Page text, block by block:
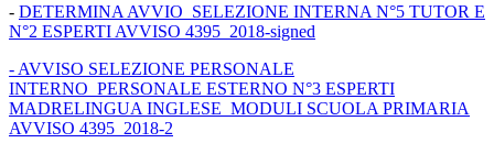
- DETERMINA AVVIO SELEZIONE INTERNA N°5 TUTOR E
N°2 ESPERTI AVVISO 4395_2018-signed
- AVVISO SELEZIONE PERSONALE
INTERNO_PERSONALE ESTERNO N°3 ESPERTI
MADRELINGUA INGLESE MODULI SCUOLA PRIMARIA
AVVISO 4395_2018-2